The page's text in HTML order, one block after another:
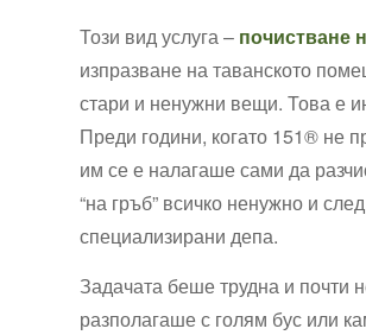
Този вид услуга – почистване
изпразване на таванското
стари и ненужни вещи. Това е
Преди години, когато 151® не
им се е налагаше сами да
“на гръб” всичко ненужно и
специализирани депа.
Задачата беше трудна и почти
разполагаше с голям бус или